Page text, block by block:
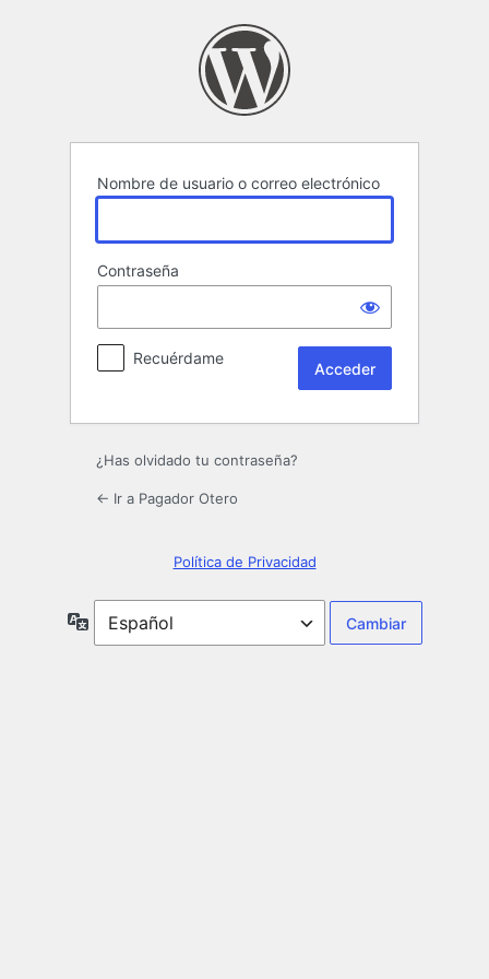
Nombre de usuario o correo electrónico
Contraseña
Recuérdame
¿Has olvidado tu contraseña?
← Ir a Pagador Otero
Política de Privacidad
Idioma